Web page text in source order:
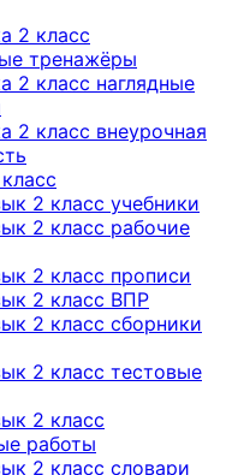
2 класс
тренажёры
2 класс наглядные
2 класс внеурочная
2 класс учебники
2 класс рабочие
2 класс прописи
2 класс ВПР
2 класс сборники
2 класс тестовые
2 класс
работы
2 класс словари